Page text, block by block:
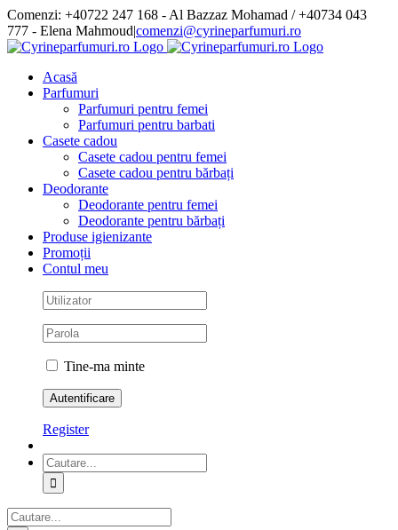
Skip
to
content
Comenzi: +40722 247 168 - Al Bazzaz Mohamad / +40734 043
777 - Elena Mahmoud|comenzi@cyrineparfumuri.ro
Facebook
Acasă
Parfumuri
Parfumuri pentru femei
Parfumuri pentru barbati
Casete cadou
Casete cadou pentru femei
Casete cadou pentru bărbați
Deodorante
Deodorante pentru femei
Deodorante pentru bărbați
Produse igienizante
Promoții
Contul meu
Tine-ma minte
Register
Cautare...
Cautare...